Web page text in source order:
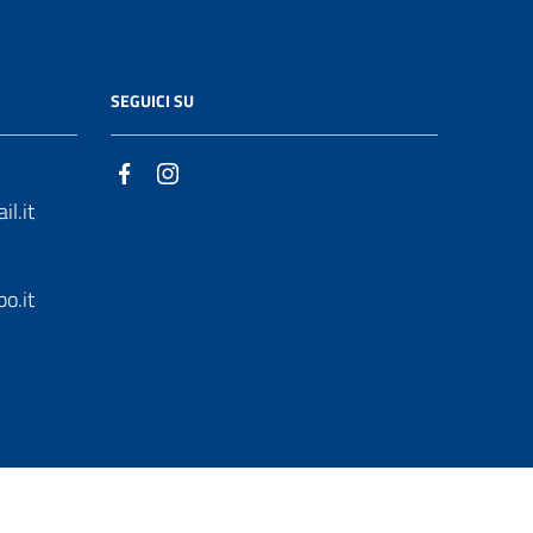
SEGUICI SU